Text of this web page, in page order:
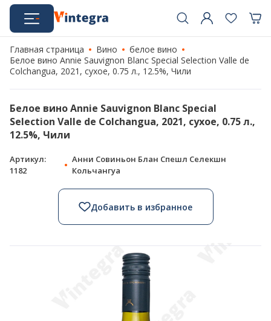
Главная страница Вино
белое вино
Белое вино Annie Sauvignon Blanc Special Selection Valle de
Colchangua, 2021, сухое, 0.75 л., 12.5%, Чили
Белое вино Annie Sauvignon Blanc Special
Selection Valle de Colchangua, 2021, сухое, 0.75 л.,
12.5%, Чили
Артикул:
1182
Анни Совиньон Блан Спешл Селекшн
Кольчангуа
Добавить в избранное